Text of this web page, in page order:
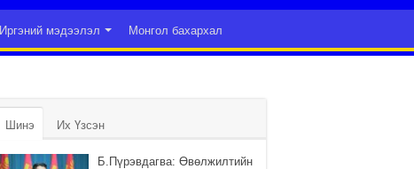
Иргэний мэдээлэл Монгол бахархал
Шинэ Их Үзсэн
Б.Пүрэвдагва: Өвөлжилтийн